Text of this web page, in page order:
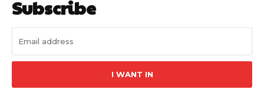
Subscribe
I WANT IN